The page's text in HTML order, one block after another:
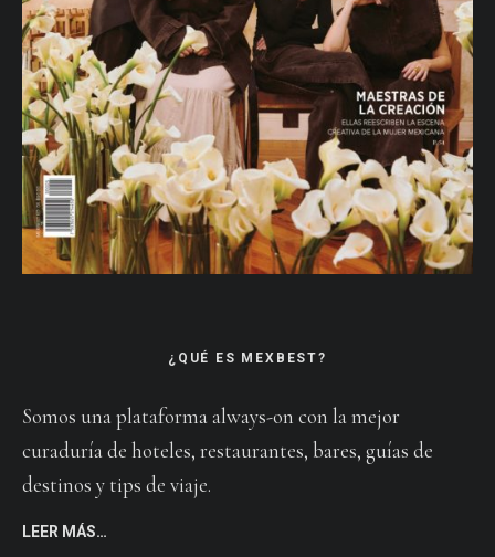
¿QUÉ ES MEXBEST?
Somos una plataforma always-on con la mejor
curaduría de hoteles, restaurantes, bares, guías de
destinos y tips de viaje.
LEER MÁS…